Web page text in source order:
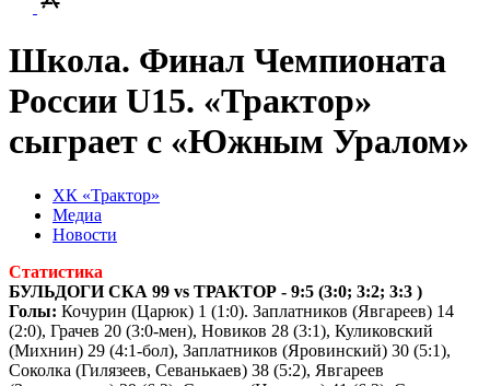
Школа. Финал Чемпионата
России U15. «Трактор»
сыграет с «Южным Уралом»
ХК «Трактор»
Медиа
Новости
Статистика
БУЛЬДОГИ СКА 99 vs ТРАКТОР - 9:5 (3:0; 3:2; 3:3 )
Голы: Кочурин (Царюк) 1 (1:0). Заплатников (Явгареев) 14
(2:0), Грачев 20 (3:0-мен), Новиков 28 (3:1), Куликовский
(Михнин) 29 (4:1-бол), Заплатников (Яровинский) 30 (5:1),
Соколка (Гилязеев, Севанькаев) 38 (5:2), Явгареев